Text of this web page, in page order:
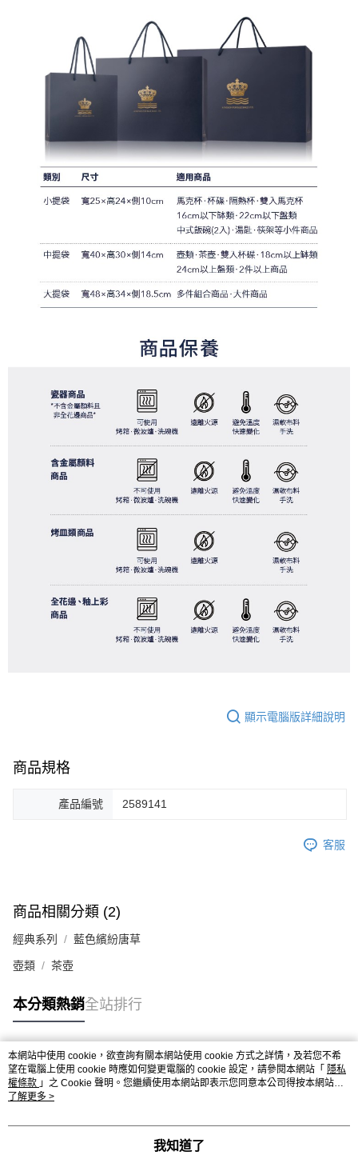
顯示電腦版詳細說明
商品規格
產品編號 2589141
客服
商品相關分類 (2)
經典系列 藍色繽紛唐草
壺類 茶壺
本分類熱銷全站排行
熱門標籤
本網站中使用 cookie，欲查詢有關本網站使用 cookie 方式之詳情，及若您不希
望在電腦上使用 cookie 時應如何變更電腦的 cookie 設定，請參閱本網站「 隱私
權條款 」之 Cookie 聲明。您繼續使用本網站即表示您同意本公司得按本網站使
用條款之 Cookie 聲明使用 cookie。
了解更多 >
我知道了